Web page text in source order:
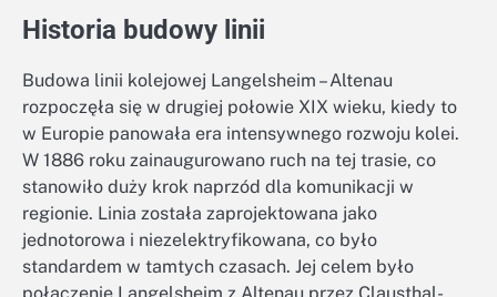
Historia budowy linii
Budowa linii kolejowej Langelsheim – Altenau
rozpoczęła się w drugiej połowie XIX wieku, kiedy to
w Europie panowała era intensywnego rozwoju kolei.
W 1886 roku zainaugurowano ruch na tej trasie, co
stanowiło duży krok naprzód dla komunikacji w
regionie. Linia została zaprojektowana jako
jednotorowa i niezelektryfikowana, co było
standardem w tamtych czasach. Jej celem było